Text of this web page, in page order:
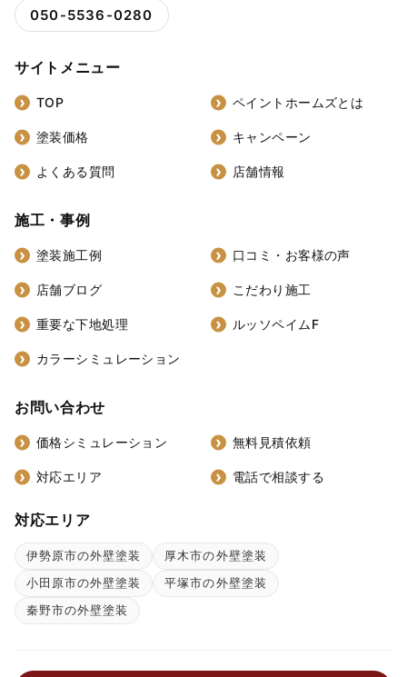
050-5536-0280
サイトメニュー
TOP ペイントホームズとは
塗装価格 キャンペーン
よくある質問 店舗情報
施工・事例
塗装施工例 口コミ・お客様の声
店舗ブログ こだわり施工
重要な下地処理 ルッソペイムF
カラーシミュレーション
お問い合わせ
価格シミュレーション 無料見積依頼
対応エリア 電話で相談する
対応エリア
伊勢原市の外壁塗装
厚木市の外壁塗装
小田原市の外壁塗装
平塚市の外壁塗装
秦野市の外壁塗装